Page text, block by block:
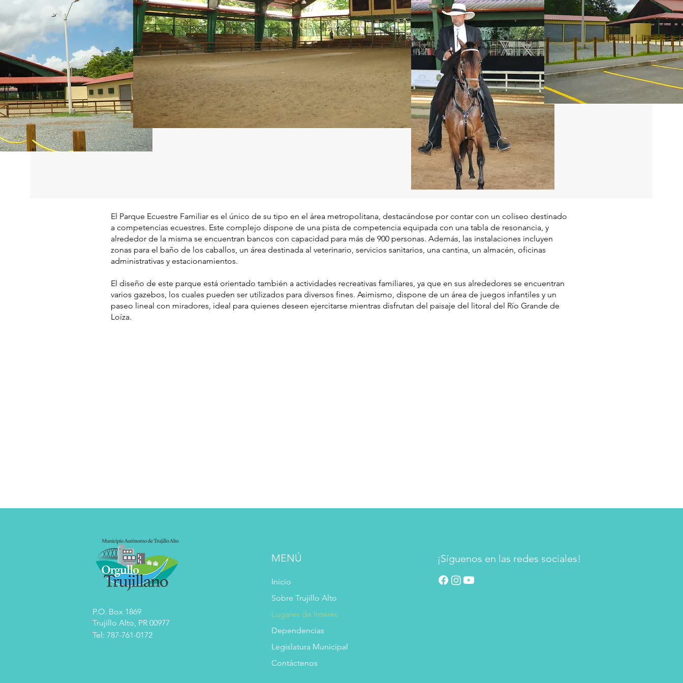
El Parque Ecuestre Familiar es el único de su tipo en el área metropolitana, destacándose por contar con un coliseo destinado
a competencias ecuestres. Este complejo dispone de una pista de competencia equipada con una tabla de resonancia, y
alrededor de la misma se encuentran bancos con capacidad para más de 900 personas. Además, las instalaciones incluyen
zonas para el baño de los caballos, un área destinada al veterinario, servicios sanitarios, una cantina, un almacén, oficinas
administrativas y estacionamientos.
El diseño de este parque está orientado también a actividades recreativas familiares, ya que en sus alrededores se encuentran
varios gazebos, los cuales pueden ser utilizados para diversos fines. Asimismo, dispone de un área de juegos infantiles y un
paseo lineal con miradores, ideal para quienes deseen ejercitarse mientras disfrutan del paisaje del litoral del Río Grande de
Loíza.
P.O. Box 1869
Trujillo Alto, PR 00977
Tel: 787-761-0172
MENÚ
Inicio
Sobre Trujillo Alto
Lugares de Interés
Dependencias
Legislatura Municipal
Contáctenos
¡Síguenos en las redes sociales!